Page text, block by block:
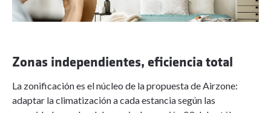
Zonas independientes, eficiencia total
La zonificación es el núcleo de la propuesta de Airzone:
adaptar la climatización a cada estancia según las